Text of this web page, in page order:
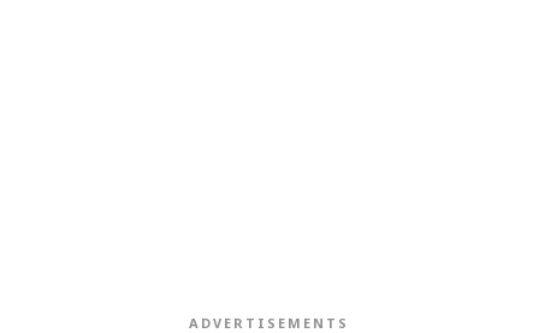
ADVERTISEMENTS